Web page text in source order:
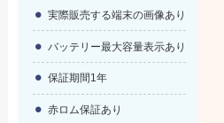
実際販売する端末の画像あり
バッテリー最大容量表示あり
保証期間1年
赤ロム保証あり